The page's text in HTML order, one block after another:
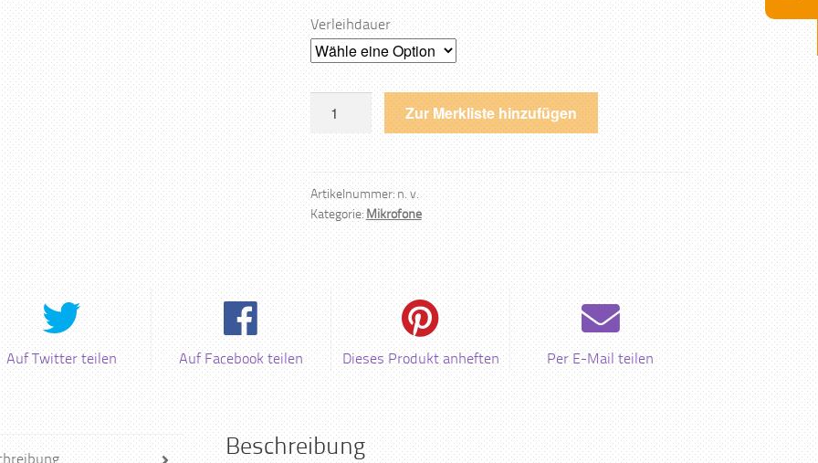
Verleihdauer
Sennheiser
Funkmikrofon
Menge
Zur Merkliste hinzufügen
Artikelnummer:n. v.
Kategorie:Mikrofone
Auf Twitter teilen Auf Facebook teilen Dieses Produkt anheften Per E-Mail teilen
Beschreibung